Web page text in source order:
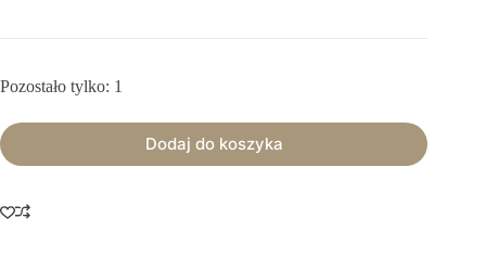
Pozostało tylko: 1
Dodaj do koszyka